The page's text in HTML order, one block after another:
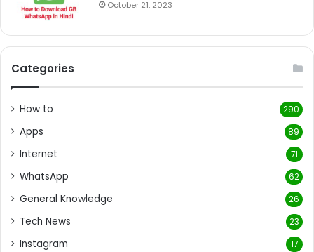
October 21, 2023
Categories
How to 290
Apps 89
Internet 71
WhatsApp 62
General Knowledge 26
Tech News 23
Instagram 17